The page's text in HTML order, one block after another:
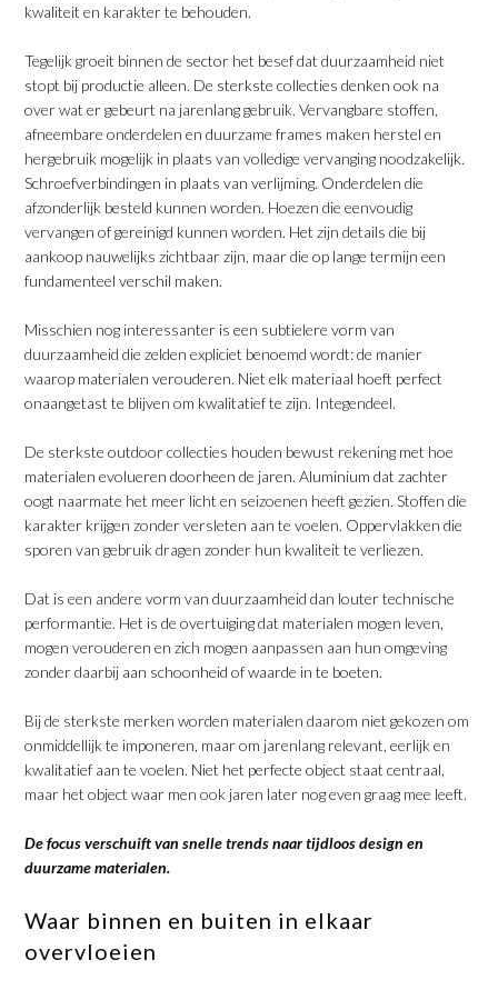
kwaliteit en karakter te behouden.
​Tegelijk groeit binnen de sector het besef dat duurzaamheid niet
stopt bij productie alleen. De sterkste collecties denken ook na
over wat er gebeurt na jarenlang gebruik. Vervangbare stoffen,
afneembare onderdelen en duurzame frames maken herstel en
hergebruik mogelijk in plaats van volledige vervanging noodzakelijk.
Schroefverbindingen in plaats van verlijming. Onderdelen die
afzonderlijk besteld kunnen worden. Hoezen die eenvoudig
vervangen of gereinigd kunnen worden. Het zijn details die bij
aankoop nauwelijks zichtbaar zijn, maar die op lange termijn een
fundamenteel verschil maken.
​Misschien nog interessanter is een subtielere vorm van
duurzaamheid die zelden expliciet benoemd wordt: de manier
waarop materialen verouderen. Niet elk materiaal hoeft perfect
onaangetast te blijven om kwalitatief te zijn. Integendeel.
​De sterkste outdoor collecties houden bewust rekening met hoe
materialen evolueren doorheen de jaren. Aluminium dat zachter
oogt naarmate het meer licht en seizoenen heeft gezien. Stoffen die
karakter krijgen zonder versleten aan te voelen. Oppervlakken die
sporen van gebruik dragen zonder hun kwaliteit te verliezen.
​Dat is een andere vorm van duurzaamheid dan louter technische
performantie. Het is de overtuiging dat materialen mogen leven,
mogen verouderen en zich mogen aanpassen aan hun omgeving
zonder daarbij aan schoonheid of waarde in te boeten.
​Bij de sterkste merken worden materialen daarom niet gekozen om
onmiddellijk te imponeren, maar om jarenlang relevant, eerlijk en
kwalitatief aan te voelen. Niet het perfecte object staat centraal,
maar het object waar men ook jaren later nog even graag mee leeft.
​De focus verschuift van snelle trends naar tijdloos design en
duurzame materialen.
​Waar binnen en buiten in elkaar
overvloeien